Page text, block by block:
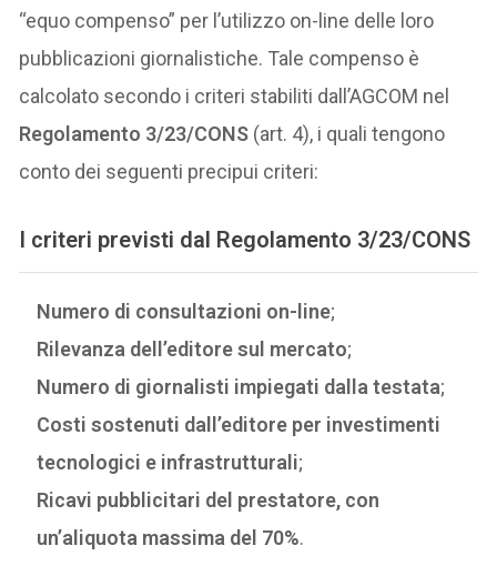
“equo compenso” per l’utilizzo on-line delle loro
pubblicazioni giornalistiche. Tale compenso è
calcolato secondo i criteri stabiliti dall’AGCOM nel
Regolamento 3/23/CONS (art. 4), i quali tengono
conto dei seguenti precipui criteri:
I criteri previsti dal Regolamento 3/23/CONS
Numero di consultazioni on-line;
Rilevanza dell’editore sul mercato;
Numero di giornalisti impiegati dalla testata;
Costi sostenuti dall’editore per investimenti
tecnologici e infrastrutturali;
Ricavi pubblicitari del prestatore, con
un’aliquota massima del 70%.